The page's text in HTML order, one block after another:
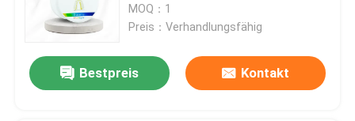
VR-Show
Über uns
Festigkeit und 100 Jahren
Lebensdauer für die Zahnmedizin
MOQ：1
Preis：Verhandlungsfähig
Bestpreis Kontakt